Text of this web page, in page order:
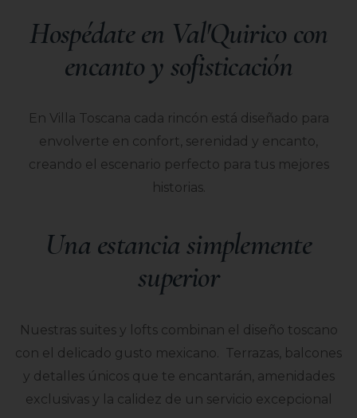
Hospédate en Val'Quirico con
encanto y sofisticación
En Villa Toscana cada rincón está diseñado para
envolverte en confort, serenidad y encanto,
creando el escenario perfecto para tus mejores
historias.
Una estancia simplemente
superior
Nuestras suites y lofts combinan el diseño toscano
con el delicado gusto mexicano. Terrazas, balcones
y detalles únicos que te encantarán, amenidades
exclusivas y la calidez de un servicio excepcional